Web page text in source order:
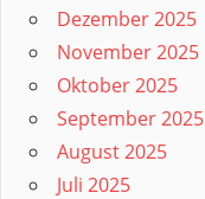
Dezember 2025
November 2025
Oktober 2025
September 2025
August 2025
Juli 2025